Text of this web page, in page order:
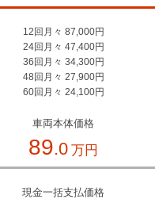
12回月々 87,000円
24回月々 47,400円
36回月々 34,300円
48回月々 27,900円
60回月々 24,100円
車両本体価格
89.0 万円
現金一括支払価格